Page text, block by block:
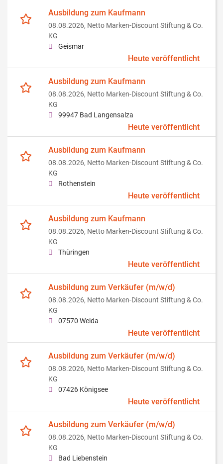
Ausbildung zum Kaufmann
08.08.2026, Netto Marken-Discount Stiftung & Co.
KG
Geismar
Heute veröffentlicht
Ausbildung zum Kaufmann
08.08.2026, Netto Marken-Discount Stiftung & Co.
KG
99947 Bad Langensalza
Heute veröffentlicht
Ausbildung zum Kaufmann
08.08.2026, Netto Marken-Discount Stiftung & Co.
KG
Rothenstein
Heute veröffentlicht
Ausbildung zum Kaufmann
08.08.2026, Netto Marken-Discount Stiftung & Co.
KG
Thüringen
Heute veröffentlicht
Ausbildung zum Verkäufer (m/w/d)
08.08.2026, Netto Marken-Discount Stiftung & Co.
KG
07570 Weida
Heute veröffentlicht
Ausbildung zum Verkäufer (m/w/d)
08.08.2026, Netto Marken-Discount Stiftung & Co.
KG
07426 Königsee
Heute veröffentlicht
Ausbildung zum Verkäufer (m/w/d)
08.08.2026, Netto Marken-Discount Stiftung & Co.
KG
Bad Liebenstein